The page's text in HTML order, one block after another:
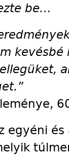
be…
kevésbé
egyéni